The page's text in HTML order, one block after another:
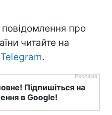
повідомлення про
читайте на
.
Підпишіться на
в Google!